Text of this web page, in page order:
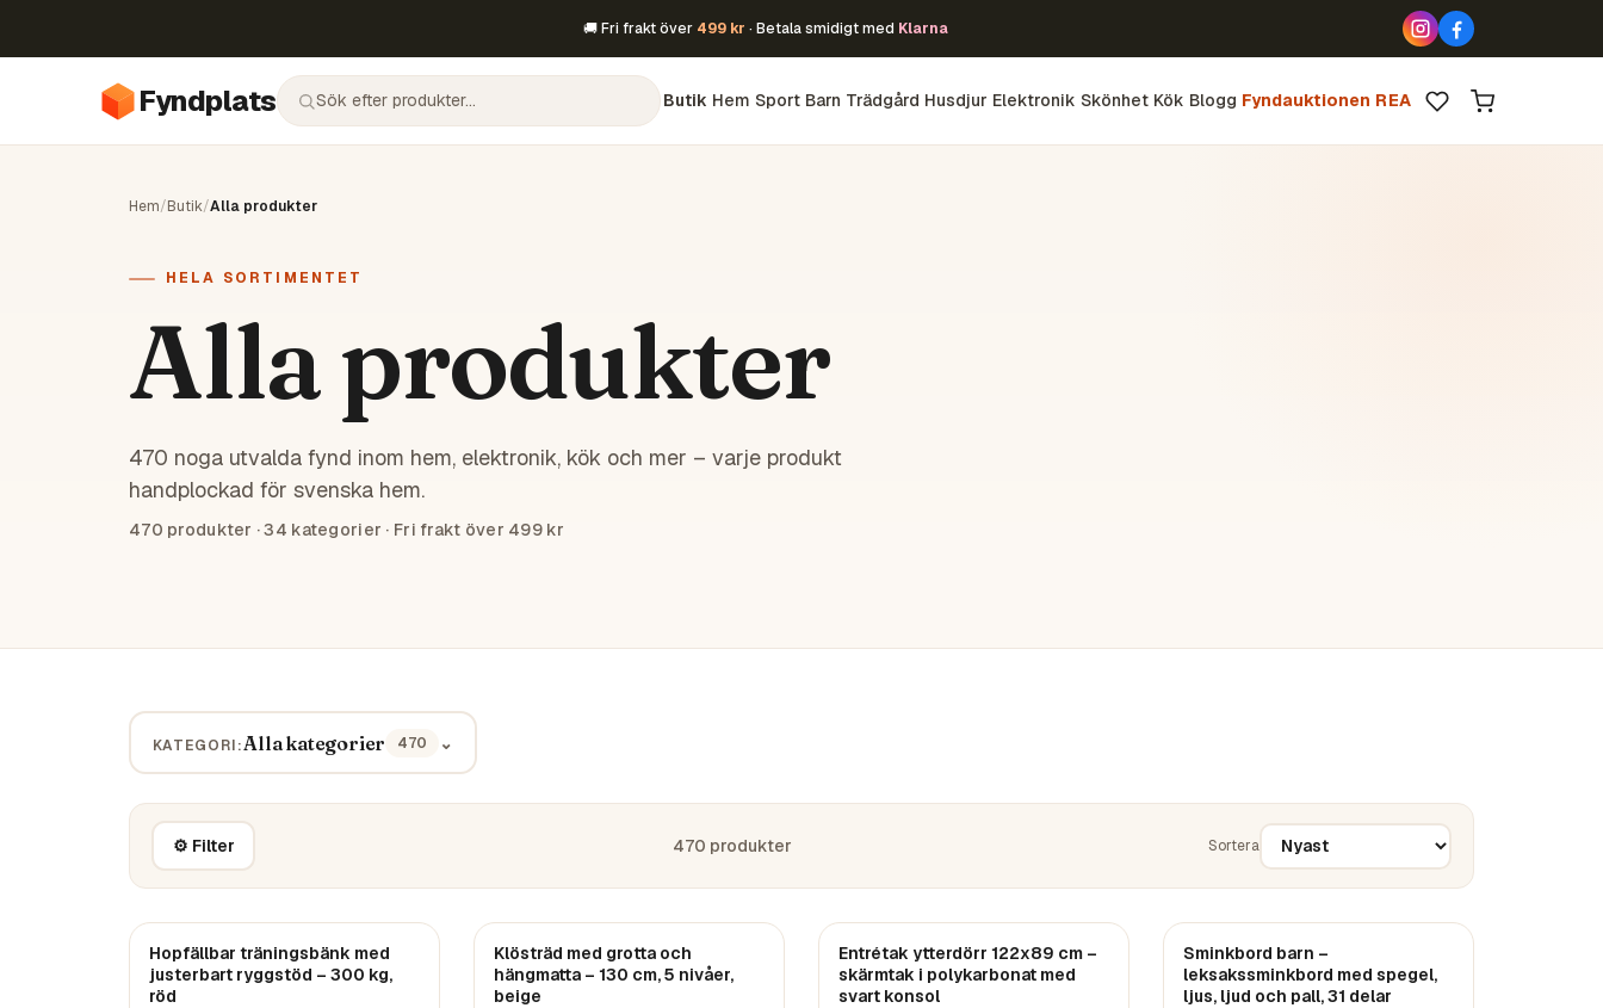
🚚 Fri frakt över 499 kr · Betala smidigt med Klarna
Fyndplats Butik Hem Sport Barn Trädgård Husdjur Elektronik Skönhet Kök Blogg Fyndauktionen REA
Hem/Butik/Alla produkter
HELA SORTIMENTET
Alla produkter
470 noga utvalda fynd inom hem, elektronik, kök och mer – varje produkt
handplockad för svenska hem.
470 produkter ·34 kategorier · Fri frakt över 499 kr
KATEGORI:Alla kategorier 470 ⌄
⚙ Filter 470 produkter Sortera
Hopfällbar träningsbänk med
justerbart ryggstöd – 300 kg,
röd
Klösträd med grotta och
hängmatta – 130 cm, 5 nivåer,
beige
Entrétak ytterdörr 122x89 cm –
skärmtak i polykarbonat med
svart konsol
Sminkbord barn –
leksakssminkbord med spegel,
ljus, ljud och pall, 31 delar